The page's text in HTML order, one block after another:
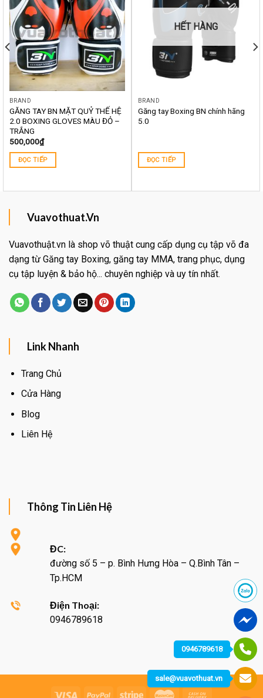
BRAND
GĂNG TAY BN MẶT QUỶ THẾ HỆ
2.0 BOXING GLOVES MÀU ĐỎ –
TRẮNG
500,000₫
ĐỌC TIẾP
HẾT HÀNG
BRAND
Găng tay Boxing BN chính hãng
5.0
ĐỌC TIẾP
Vuavothuat.Vn
Vuavothuật.vn là shop võ thuật cung cấp dụng cụ tập võ đa
dạng từ Găng tay Boxing, găng tay MMA, trang phục, dụng
cụ tập luyện & bảo hộ... chuyên nghiệp và uy tín nhất.
Link Nhanh
Trang Chủ
Cửa Hàng
Blog
Liên Hệ
Thông Tin Liên Hệ
ĐC:
đường số 5 – p. Bình Hưng Hòa – Q.Bình Tân –
Tp.HCM
Điện Thoại:
0946789618
0946789618
sale@vuavothuat.vn